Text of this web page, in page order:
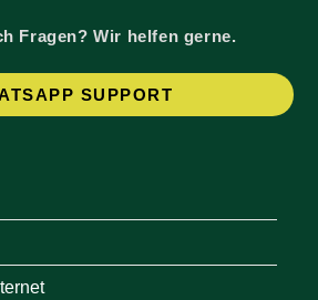
Fragen? Wir helfen gerne.
SUPPORT